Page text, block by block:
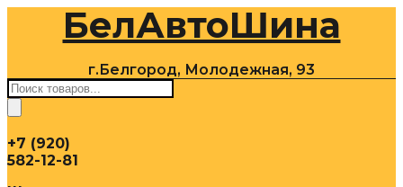
содержимомуБелАвтоШина
г.Белгород, Молодежная, 93
Поиск
товаров
+7 (920)
582-12-81